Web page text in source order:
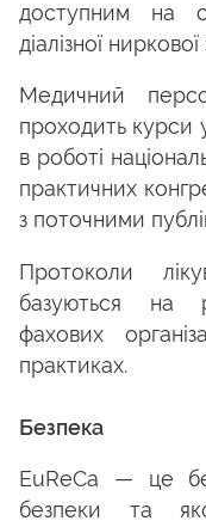
доступним на
діалізної ниркової
Медичний
проходить курси
в роботі
практичних
з поточними
Протоколи
базуються на
фахових
практиках.
Безпека
EuReCa — це
безпеки та